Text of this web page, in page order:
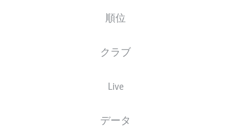
順位
クラブ
Live
データ
スターティングメンバー
スターティングメンバー